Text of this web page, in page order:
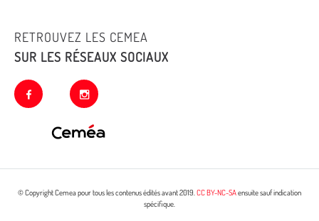
RETROUVEZ LES CEMEA
SUR LES RÉSEAUX SOCIAUX
facebook instagram
© Copyright Cemea pour tous les contenus édités avant 2019.CC BY-NC-SAensuite sauf indication
spécifique.